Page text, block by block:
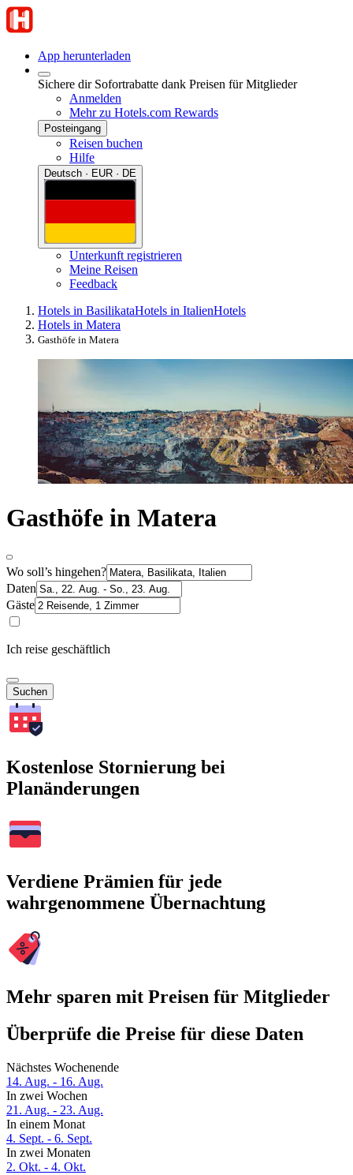
App herunterladen
Sichere dir Sofortrabatte dank Preisen für Mitglieder
Anmelden
Mehr zu Hotels.com Rewards
Posteingang
Reisen buchen
Hilfe
Deutsch · EUR · DE
Unterkunft registrieren
Meine Reisen
Feedback
Hotels in BasilikataHotels in ItalienHotels
Hotels in Matera
Gasthöfe in Matera
Gasthöfe in Matera
Wo soll’s hingehen?
Daten
Gäste
Ich reise geschäftlich
Suchen
Kostenlose Stornierung bei
Planänderungen
Verdiene Prämien für jede
wahrgenommene Übernachtung
Mehr sparen mit Preisen für Mitglieder
Überprüfe die Preise für diese Daten
Nächstes Wochenende
14. Aug. - 16. Aug.
In zwei Wochen
21. Aug. - 23. Aug.
In einem Monat
4. Sept. - 6. Sept.
In zwei Monaten
2. Okt. - 4. Okt.